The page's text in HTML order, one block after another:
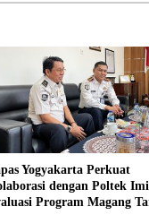
Yogyakarta Perkuat
dengan Poltek
Program Magang